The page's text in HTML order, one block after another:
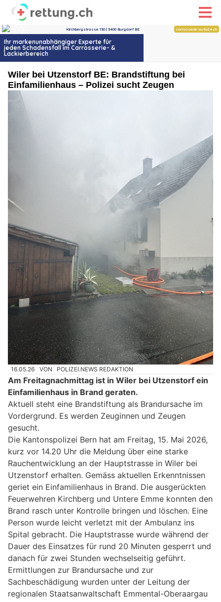
Wiler bei Utzenstorf BE: Brandstiftung bei
Einfamilienhaus – Polizei sucht Zeugen
16.05.26 VON POLIZEI.NEWS REDAKTION
Am Freitagnachmittag ist in Wiler bei Utzenstorf ein
Einfamilienhaus in Brand geraten.
Aktuell steht eine Brandstiftung als Brandursache im
Vordergrund. Es werden Zeuginnen und Zeugen
gesucht.
Die Kantonspolizei Bern hat am Freitag, 15. Mai 2026,
kurz vor 14.20 Uhr die Meldung über eine starke
Rauchentwicklung an der Hauptstrasse in Wiler bei
Utzenstorf erhalten. Gemäss aktuellen Erkenntnissen
geriet ein Einfamilienhaus in Brand. Die ausgerückten
Feuerwehren Kirchberg und Untere Emme konnten den
Brand rasch unter Kontrolle bringen und löschen. Eine
Person wurde leicht verletzt mit der Ambulanz ins
Spital gebracht. Die Hauptstrasse wurde während der
Dauer des Einsatzes für rund 20 Minuten gesperrt und
danach für zwei Stunden wechselseitig geführt.
Ermittlungen zur Brandursache und zur
Sachbeschädigung wurden unter der Leitung der
regionalen Staatsanwaltschaft Emmental-Oberaargau